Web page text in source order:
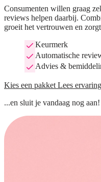
Consumenten willen graag
reviews helpen daarbij.
groeit het vertrouwen en
Keurmerk
Automatische
Advies &
Kies een pakket Lees
...en sluit je vandaag nog aan!